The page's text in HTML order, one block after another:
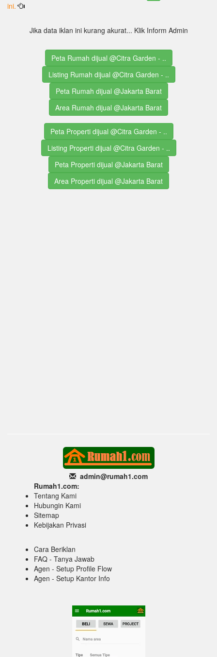
ini.
Jika data iklan ini kurang akurat... Klik Inform Admin
Peta Rumah dijual @Citra Garden - ..
Listing Rumah dijual @Citra Garden - ..
Peta Rumah dijual @Jakarta Barat
Area Rumah dijual @Jakarta Barat
Peta Properti dijual @Citra Garden - ..
Listing Properti dijual @Citra Garden - ..
Peta Properti dijual @Jakarta Barat
Area Properti dijual @Jakarta Barat
admin@rumah1.com
Rumah1.com:
Tentang Kami
Hubungin Kami
Sitemap
Kebijakan Privasi
Cara Beriklan
FAQ - Tanya Jawab
Agen - Setup Profile Flow
Agen - Setup Kantor Info